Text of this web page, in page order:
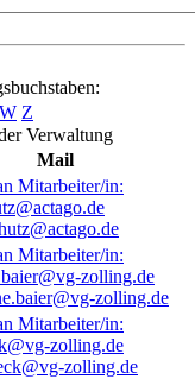
W Z
Verwaltung
Mail
zolling.de
zolling.de